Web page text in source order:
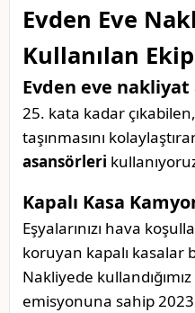
Evden Eve
Kullanılan
Evden eve
25. kata kadar
taşınmasını
asansörleri
Kapalı Kasa
Eşyalarınızı hava
koruyan kapalı kasalar
Nakliyede
emisyonuna sahip